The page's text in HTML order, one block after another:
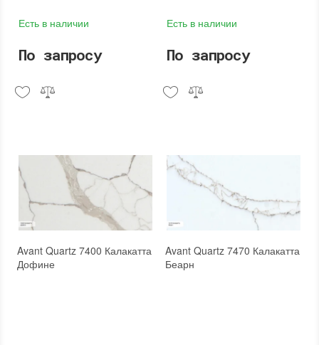
Есть в наличии
По запросу
Есть в наличии
По запросу
Avant Quartz 7400 Калакатта
Дофине
Avant Quartz 7470 Калакатта
Беарн